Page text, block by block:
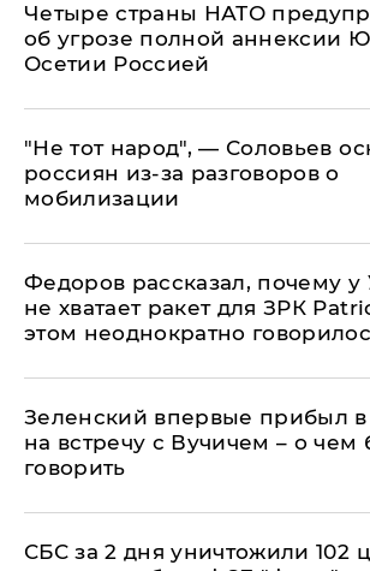
Четыре страны НАТО
об угрозе полной аннексии
Осетии Россией
​"Не тот народ", — Соловьев
россиян из-за разговоров о
мобилизации
Федоров рассказал, почему
не хватает ракет для ЗРК
этом неоднократно
Зеленский впервые прибыл
на встречу с Вучичем – о чем
говорить
СБС за 2 дня уничтожили 102